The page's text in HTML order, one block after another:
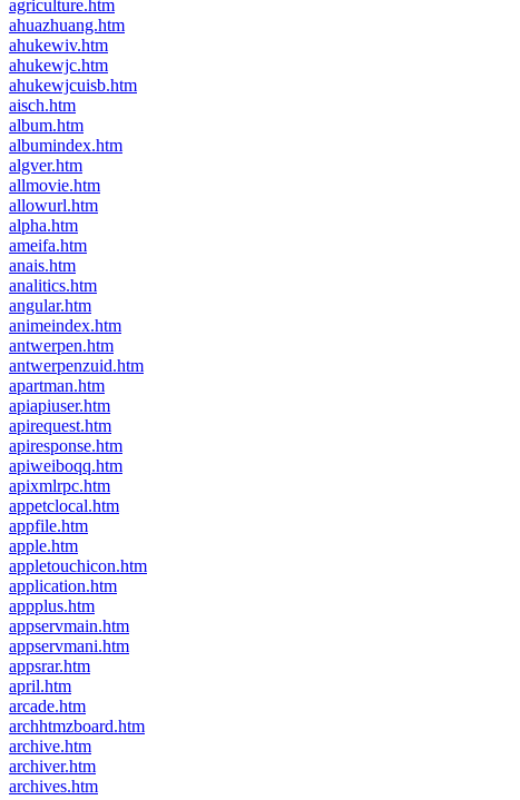
agriculture.htm
ahuazhuang.htm
ahukewiv.htm
ahukewjc.htm
ahukewjcuisb.htm
aisch.htm
album.htm
albumindex.htm
algver.htm
allmovie.htm
allowurl.htm
alpha.htm
ameifa.htm
anais.htm
analitics.htm
angular.htm
animeindex.htm
antwerpen.htm
antwerpenzuid.htm
apartman.htm
apiapiuser.htm
apirequest.htm
apiresponse.htm
apiweiboqq.htm
apixmlrpc.htm
appetclocal.htm
appfile.htm
apple.htm
appletouchicon.htm
application.htm
appplus.htm
appservmain.htm
appservmani.htm
appsrar.htm
april.htm
arcade.htm
archhtmzboard.htm
archive.htm
archiver.htm
archives.htm